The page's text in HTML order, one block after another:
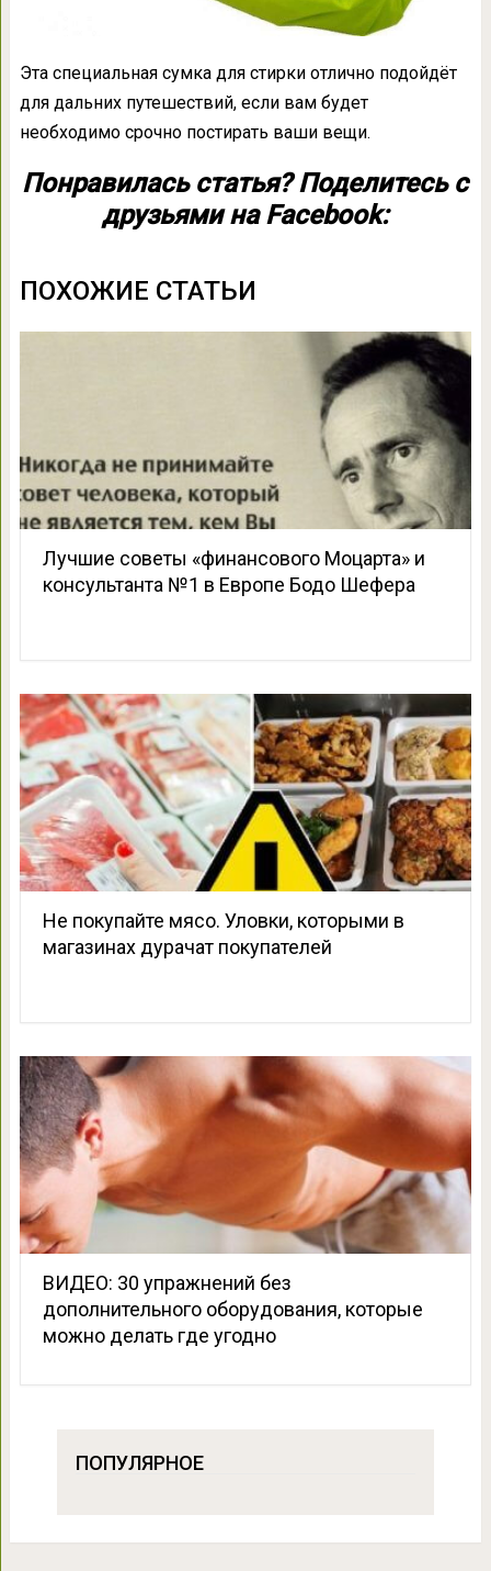
Эта специальная сумка для стирки отлично подойдёт
для дальних путешествий, если вам будет
необходимо срочно постирать ваши вещи.
Понравилась статья? Поделитесь с
друзьями на Facebook:
ПОХОЖИЕ СТАТЬИ
Лучшие советы «финансового Моцарта» и
консультанта №1 в Европе Бодо Шефера
Не покупайте мясо. Уловки, которыми в
магазинах дурачат покупателей
ВИДЕО: 30 упражнений без
дополнительного оборудования, которые
можно делать где угодно
ПОПУЛЯРНОЕ